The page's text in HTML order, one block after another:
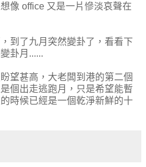
像 office 又是一片慘淡哀聲在
到了九月突然變卦了，看看下
卦月......
望甚高，大老闆到港的第二個
個出走逃跑月，只是希望能暫
時候已經是一個乾淨新鮮的十